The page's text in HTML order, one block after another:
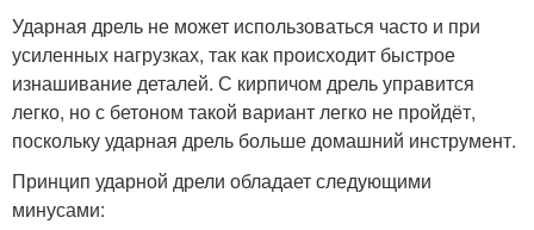
Ударная дрель не может использоваться часто и при
усиленных нагрузках, так как происходит быстрое
изнашивание деталей. С кирпичом дрель управится
легко, но с бетоном такой вариант легко не пройдёт,
поскольку ударная дрель больше домашний инструмент.
Принцип ударной дрели обладает следующими
минусами: